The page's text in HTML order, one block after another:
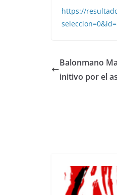
https://
Balonmano
initivo por el